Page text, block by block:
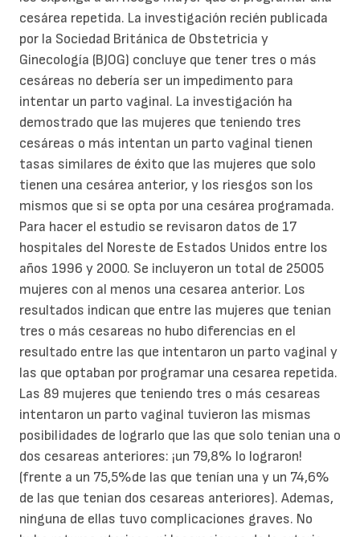
cesárea repetida. La investigación recién publicada
por la Sociedad Británica de Obstetricia y
Ginecología (BJOG) concluye que tener tres o más
cesáreas no debería ser un impedimento para
intentar un parto vaginal. La investigación ha
demostrado que las mujeres que teniendo tres
cesáreas o más intentan un parto vaginal tienen
tasas similares de éxito que las mujeres que solo
tienen una cesárea anterior, y los riesgos son los
mismos que si se opta por una cesárea programada.
Para hacer el estudio se revisaron datos de 17
hospitales del Noreste de Estados Unidos entre los
años 1996 y 2000. Se incluyeron un total de 25005
mujeres con al menos una cesarea anterior. Los
resultados indican que entre las mujeres que tenian
tres o más cesareas no hubo diferencias en el
resultado entre las que intentaron un parto vaginal y
las que optaban por programar una cesarea repetida.
Las 89 mujeres que teniendo tres o más cesareas
intentaron un parto vaginal tuvieron las mismas
posibilidades de lograrlo que las que solo tenian una o
dos cesareas anteriores: ¡un 79,8% lo lograron!
(frente a un 75,5%de las que tenían una y un 74,6%
de las que tenian dos cesareas anteriores). Ademas,
ninguna de ellas tuvo complicaciones graves. No